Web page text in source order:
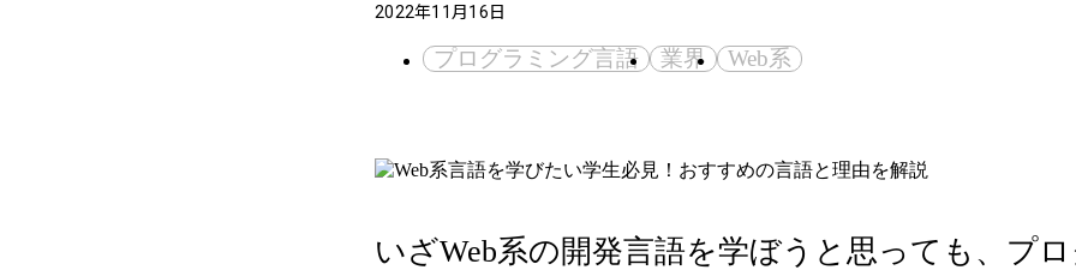
2022年11月16日
プログラミング言語 業界 Web系
いざWeb系の開発言語を学ぼうと思っても、プ